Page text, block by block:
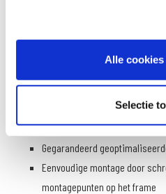
Alle
Selectie
Gemaakt van robuust staal
motorfiets
De modelspecifieke
pasvorm en betrouwbare
Gegarandeerd
Eenvoudige montage door
montagepunten op het frame